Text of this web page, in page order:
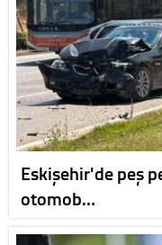
Eskişehir'de peş
otomob…